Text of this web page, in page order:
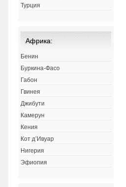
Турция
Африка:
Бенин
Буркина-Фасо
Габон
Гвинея
Джибути
Камерун
Кения
Кот д’Ивуар
Нигерия
Эфиопия